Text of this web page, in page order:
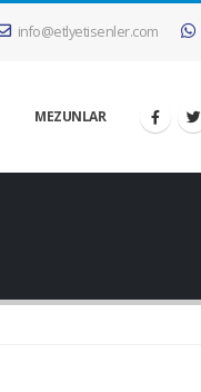
info@etlyetisenler.com
MEZUNLAR